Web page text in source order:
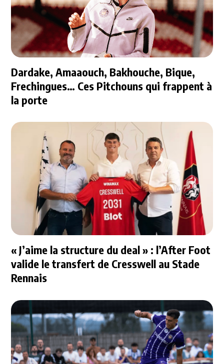
Dardake, Amaaouch, Bakhouche, Bique,
Frechingues… Ces Pitchouns qui frappent à
la porte
« J’aime la structure du deal » : l’After Foot
valide le transfert de Cresswell au Stade
Rennais